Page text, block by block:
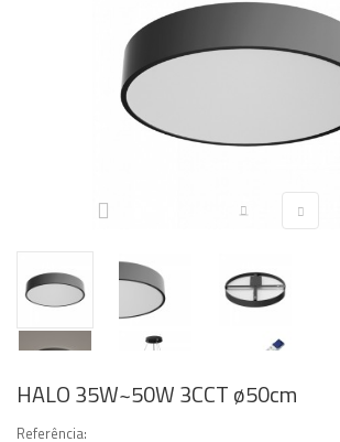
HALO 35W~50W 3CCT ø50cm
Referência: